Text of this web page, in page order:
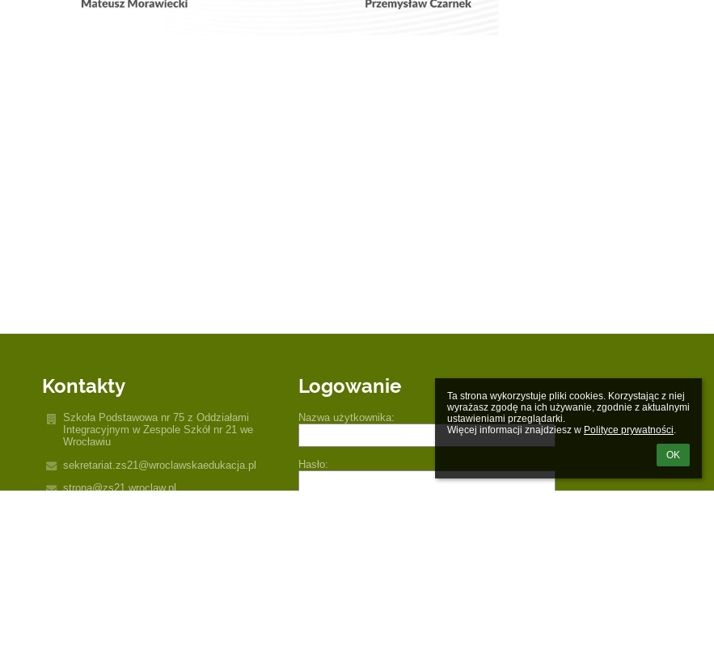
Ta strona wykorzystuje pliki cookies. Korzystając z niej
wyrażasz zgodę na ich używanie, zgodnie z aktualnymi
ustawieniami przeglądarki.
Więcej informacji znajdziesz w Polityce prywatności.
OK
Kontakty
Szkoła Podstawowa nr 75 z Oddziałami
Integracyjnym w Zespole Szkół nr 21 we
Wrocławiu
sekretariat.zs21@wroclawskaedukacja.pl
strona@zs21.wroclaw.pl
Logowanie
Nazwa użytkownika:
Hasło: